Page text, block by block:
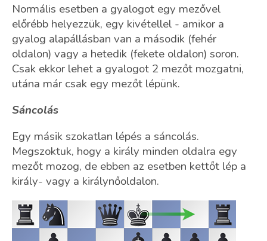
Normális esetben a gyalogot egy mezővel
előrébb helyezzük, egy kivétellel - amikor a
gyalog alapállásban van a második (fehér
oldalon) vagy a hetedik (fekete oldalon) soron.
Csak ekkor lehet a gyalogot 2 mezőt mozgatni,
utána már csak egy mezőt lépünk.
Sáncolás
Egy másik szokatlan lépés a sáncolás.
Megszoktuk, hogy a király minden oldalra egy
mezőt mozog, de ebben az esetben kettőt lép a
király- vagy a királynőoldalon.